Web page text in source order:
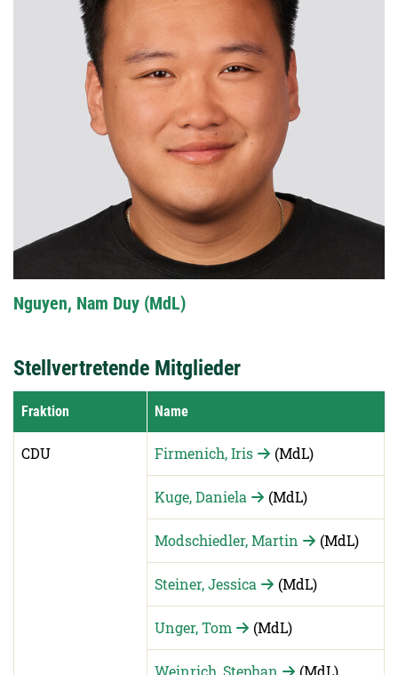
Nguyen, Nam Duy (MdL)
Stellvertretende Mitglieder
Fraktion Name
CDU Firmenich, Iris (MdL)
Kuge, Daniela (MdL)
Modschiedler, Martin (MdL)
Steiner, Jessica (MdL)
Unger, Tom (MdL)
Weinrich, Stephan (MdL)